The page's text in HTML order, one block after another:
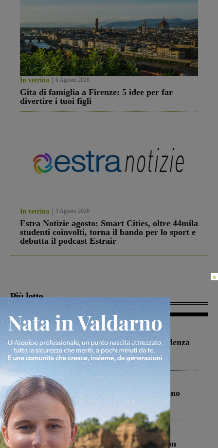
In vetrina 6 Agosto 2026
Gita di famiglia a Firenze: 5 idee per far
divertire i tuoi figli
In vetrina 3 Agosto 2026
Estra Notizie agosto: Smart Cities, oltre 44mila
studenti coinvolti, torna il bando per lo sport e
debutta il podcast Estrair
Più lette
Figline Incisa Valdarno 1 Agosto 2026
Piscina di Figline finanziata oltre la scadenza
Pnrr, il gruppo di Fratelli d’Italia: “Un
ringraziamento al Governo”
Cronaca 4 Agosto 2026
Un anno fa la strage in A1 in cui morirono
Gianni, Giulia e Franco. Lo schianto, il
processo, lo stop ai sorpassi fra tir....
Cronaca 3 Agosto 2026
Scomparso da una struttura di Castiglion
×